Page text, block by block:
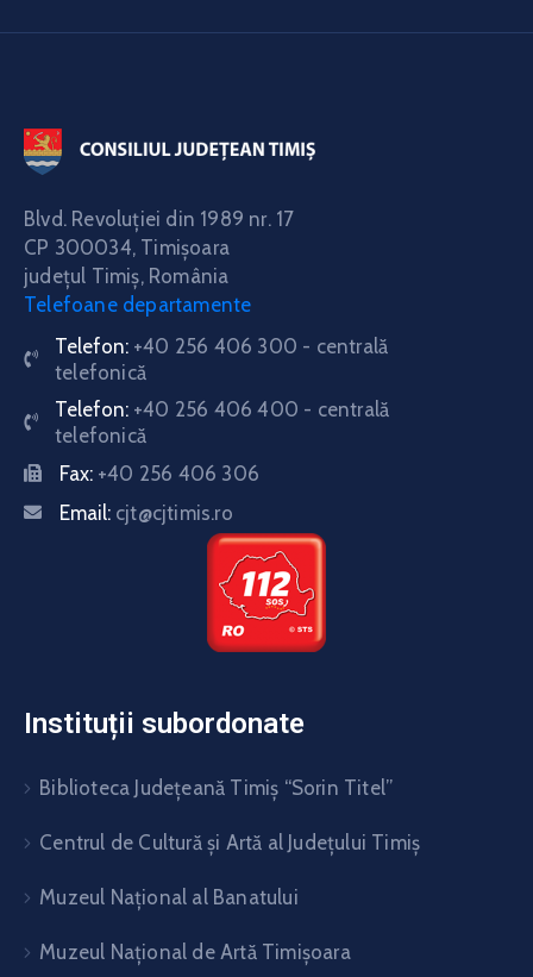
Blvd. Revoluţiei din 1989 nr. 17
CP 300034, Timişoara
judeţul Timiş, România
Telefoane departamente
Telefon: +40 256 406 300 - centrală
telefonică
Telefon: +40 256 406 400 - centrală
telefonică
Fax: +40 256 406 306
Email: cjt@cjtimis.ro
Instituții subordonate
Biblioteca Judeţeană Timiş “Sorin Titel”
Centrul de Cultură şi Artă al Judeţului Timiş
Muzeul Național al Banatului
Muzeul Național de Artă Timişoara